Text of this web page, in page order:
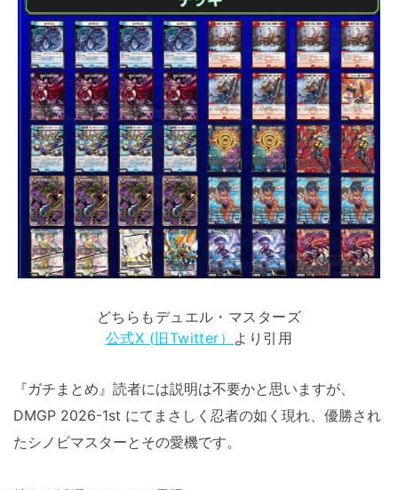
どちらもデュエル・マスターズ
公式X (旧Twitter） より引用
『ガチまとめ』読者には説明は不要かと思いますが、
DMGP 2026-1st にてまさしく忍者の如く現れ、優勝され
たシノビマスターとその愛機です。